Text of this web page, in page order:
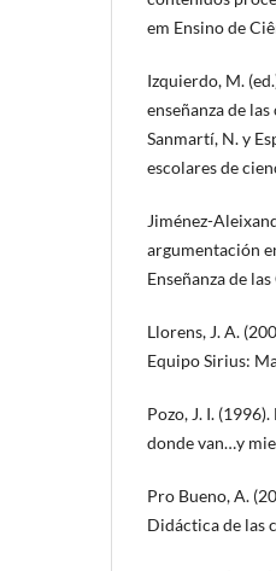
em Ensino de
Izquierdo, M.
enseñanza de
Sanmartí, N. y
escolares de
Jiménez-
argumentación
Enseñanza de
Llorens, J. A.
Equipo Sirius:
Pozo, J. I.
donde van…y
Pro Bueno, A.
Didáctica de las